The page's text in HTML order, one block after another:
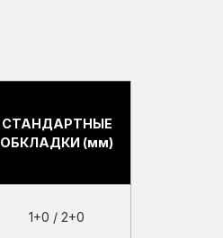
СТАНДАРТНЫЕ
ОБКЛАДКИ (мм)
1+0 / 2+0